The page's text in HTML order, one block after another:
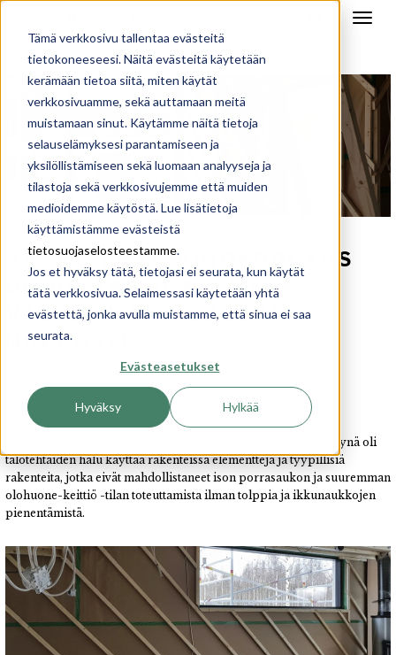
Tämä verkkosivu tallentaa evästeitä
tietokoneeseesi. Näitä evästeitä käytetään
kerämään tietoa siitä, miten käytät
verkkosivuamme, sekä auttamaan meitä
muistamaan sinut. Käytämme näitä tietoja
selauselämyksesi parantamiseen ja
yksilöllistämiseen sekä luomaan analyyseja ja
tilastoja sekä verkkosivujemme että muiden
medioidemme käytöstä. Lue lisätietoja
käyttämistämme evästeistä
tietosuojaselosteestamme.
Jos et hyväksy tätä, tietojasi ei seurata, kun käytät
tätä verkkosivua. Selaimessasi käytetään yhtä
evästettä, jonka avulla muistamme, että sinua ei saa
seurata.
Evästeasetukset
Hyväksy Hylkää
raksablogi,koti arkkitehdiltä
JÄYKISTÄVÄ VINOKOOLAUS
ON HITAAMPI ASENTAA -
VÄLISEINÄT NOUSEVAT
NOPEASTI
Mainitsin aikaisemmin talotehtaiden haluttomuudesta lähteä
toteuttamaan meidän luonnoskuvien mukaista rakennusta. Syynä oli
talotehtaiden halu käyttää rakenteissa elementtejä ja tyypillisiä
rakenteita, jotka eivät mahdollistaneet ison porrasaukon ja suuremman
olohuone-keittiö -tilan toteuttamista ilman tolppia ja ikkunaukkojen
pienentämistä.